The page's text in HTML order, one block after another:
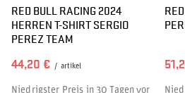
RED BULL RACING 2024
HERREN T-SHIRT SERGIO
PEREZ TEAM
44,20 € / artikel
Niedrigster Preis in 30 Tagen vor